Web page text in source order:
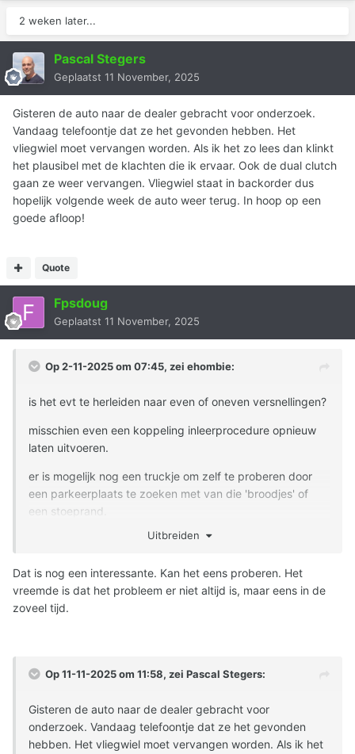
2 weken later...
Pascal Stegers
Geplaatst 11 November, 2025
Gisteren de auto naar de dealer gebracht voor onderzoek.
Vandaag telefoontje dat ze het gevonden hebben. Het
vliegwiel moet vervangen worden. Als ik het zo lees dan klinkt
het plausibel met de klachten die ik ervaar. Ook de dual clutch
gaan ze weer vervangen. Vliegwiel staat in backorder dus
hopelijk volgende week de auto weer terug. In hoop op een
goede afloop!
Quote
Fpsdoug
Geplaatst 11 November, 2025
Op 2-11-2025 om 07:45, zei ehombie:
is het evt te herleiden naar even of oneven versnellingen?
misschien even een koppeling inleerprocedure opnieuw
laten uitvoeren.
er is mogelijk nog een truckje om zelf te proberen door
een parkeerplaats te zoeken met van die 'broodjes' of
een stoeprand.
zal eens kijken of ik video heb
Uitbreiden
Dat is nog een interessante. Kan het eens proberen. Het
vreemde is dat het probleem er niet altijd is, maar eens in de
zoveel tijd.
Op 11-11-2025 om 11:58, zei Pascal Stegers:
Gisteren de auto naar de dealer gebracht voor
onderzoek. Vandaag telefoontje dat ze het gevonden
hebben. Het vliegwiel moet vervangen worden. Als ik het